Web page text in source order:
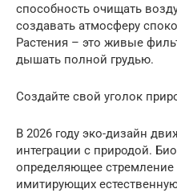
способность очищать
создавать атмосферу
Растения – это живые
дышать полной грудью.
Создайте свой уголок
В 2026 году эко-дизайн
интеграции с природой.
определяющее стремление
имитирующих